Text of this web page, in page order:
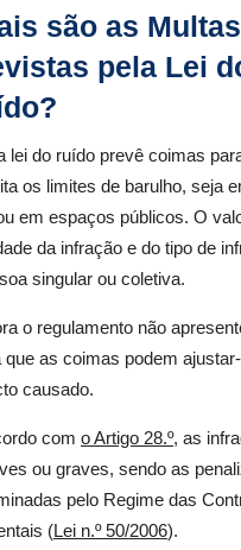
são as Multas
pela Lei
lei do ruído prevê coimas
os limites de barulho, seja
em espaços públicos. O
da infração e do tipo de
singular ou coletiva.
o regulamento não
que as coimas podem
causado.
com o Artigo 28.º, as
ou graves, sendo as
pelo Regime das
(Lei n.º 50/2006).